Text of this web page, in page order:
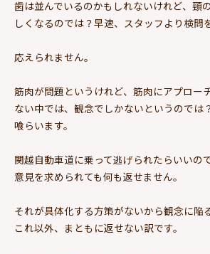
歯は並んでいるのかもしれないけれど、頸
しくなるのでは？早速、スタッフより検問
応えられません。
筋肉が問題というけれど、筋肉にアプロー
ない中では、観念でしかないというのでは
喰らいます。
関越自動車道に乗って逃げられたらいいの
意見を求められても何も返せません。
それが具体化する方策がないから観念に陥
これ以外、まともに返せない訳です。